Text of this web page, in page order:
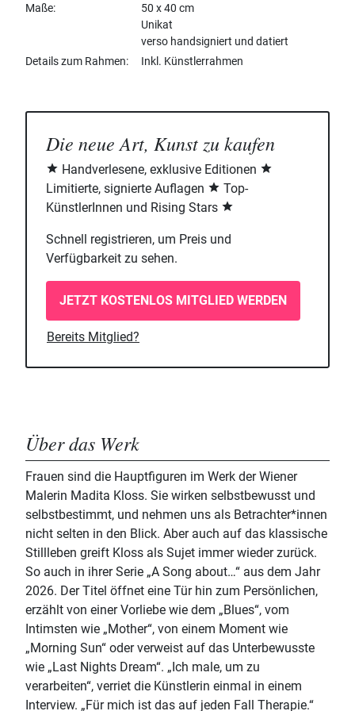
Maße
50 x 40 cm
Unikat
verso handsigniert und datiert
Details zum Rahmen
Inkl. Künstlerrahmen
Die neue Art, Kunst zu kaufen
Handverlesene, exklusive Editionen
Limitierte, signierte Auflagen
Top-
KünstlerInnen und Rising Stars
Schnell registrieren, um Preis und
Verfügbarkeit zu sehen.
JETZT KOSTENLOS MITGLIED WERDEN
Bereits Mitglied?
Über das Werk
Frauen sind die Hauptfiguren im Werk der Wiener
Malerin Madita Kloss. Sie wirken selbstbewusst und
selbstbestimmt, und nehmen uns als Betrachter*innen
nicht selten in den Blick. Aber auch auf das klassische
Stillleben greift Kloss als Sujet immer wieder zurück.
So auch in ihrer Serie „A Song about…“ aus dem Jahr
2026. Der Titel öffnet eine Tür hin zum Persönlichen,
erzählt von einer Vorliebe wie dem „Blues“, vom
Intimsten wie „Mother“, von einem Moment wie
„Morning Sun“ oder verweist auf das Unterbewusste
wie „Last Nights Dream“. „Ich male, um zu
verarbeiten“, verriet die Künstlerin einmal in einem
Interview. „Für mich ist das auf jeden Fall Therapie.“